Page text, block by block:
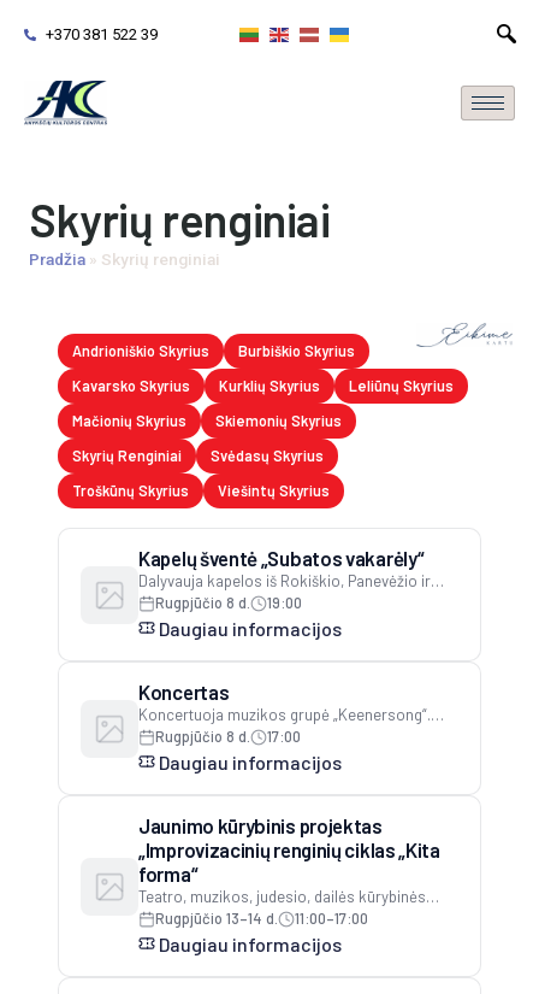
+370 381 522 39
Skyrių renginiai
Pradžia » Skyrių renginiai
Andrioniškio Skyrius Burbiškio Skyrius
Kavarsko Skyrius Kurklių Skyrius Leliūnų Skyrius
Mačionių Skyrius Skiemonių Skyrius
Skyrių Renginiai Svėdasų Skyrius
Troškūnų Skyrius Viešintų Skyrius
Kapelų šventė „Subatos vakarėly“
Dalyvauja kapelos iš Rokiškio, Panevėžio ir
Anykščių rajonų. Viešintų miestelio parke.
Rugpjūčio 8 d. 19:00
Daugiau informacijos
Koncertas
Koncertuoja muzikos grupė „Keenersong“.
Organizatorius Žydrūnas Kavaliauskas
Rugpjūčio 8 d. 17:00
Daugiau informacijos
Jaunimo kūrybinis projektas
„Improvizacinių renginių ciklas „Kita
forma“
Teatro, muzikos, judesio, dailės kūrybinės
dirbtuvės. Dalyvauja Troškūnų, Anykščių,
Panevėžio, Kupiškio rajonų vaikai ir jaunimas
Rugpjūčio 13–14 d. 11:00–17:00
Daugiau informacijos